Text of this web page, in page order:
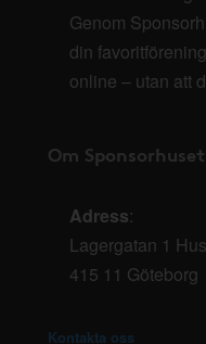
Genom
din
online – utan att
Om Sponsorhuset
Adress:
Lagergatan 1
415 11 Göteborg
Kontakta oss